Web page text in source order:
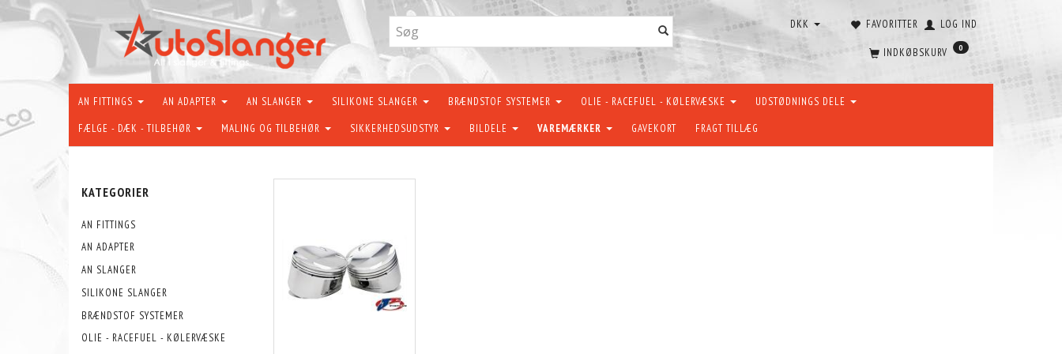
FAVORITTER LOG IND
DKK
INDKØBSKURV 0
AN FITTINGS AN ADAPTER AN SLANGER SILIKONE SLANGER BRÆNDSTOF SYSTEMER OLIE - RACEFUEL - KØLERVÆSKE UDSTØDNINGS DELE
FÆLGE - DÆK - TILBEHØR MALING OG TILBEHØR SIKKERHEDSUDSTYR BILDELE VAREMÆRKER GAVEKORT FRAGT TILLÆG
KATEGORIER
AN FITTINGS
AN ADAPTER
AN SLANGER
SILIKONE SLANGER
BRÆNDSTOF SYSTEMER
OLIE - RACEFUEL - KØLERVÆSKE